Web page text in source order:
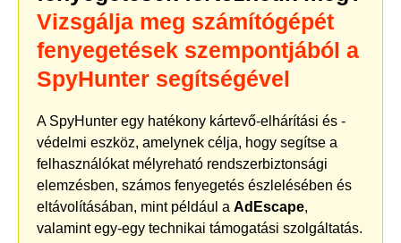
Vizsgálja meg számítógépét
fenyegetések szempontjából a
SpyHunter segítségével
A SpyHunter egy hatékony kártevő-elhárítási és -
védelmi eszköz, amelynek célja, hogy segítse a
felhasználókat mélyreható rendszerbiztonsági
elemzésben, számos fenyegetés észlelésében és
eltávolításában, mint például a AdEscape,
valamint egy-egy technikai támogatási szolgáltatás.